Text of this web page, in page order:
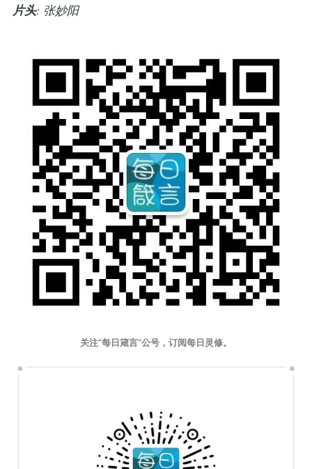
片头: 张妙阳
关注“每日箴言”公号，订阅每日灵修。